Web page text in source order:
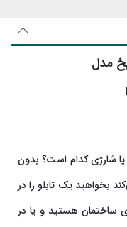
ولت شپخ مدل
یا شارژی کدام است؟ بدون
یک تابلو را در
ساختمان هستید و یا در